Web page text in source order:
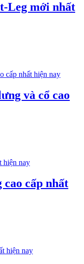
Leg mới nhất
và cổ cao
cao cấp nhất